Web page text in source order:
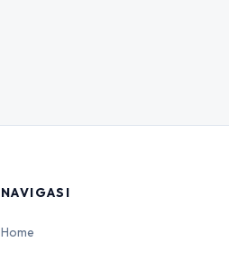
NAVIGASI
Home